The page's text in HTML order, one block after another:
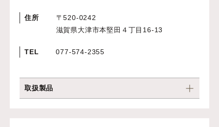
住所
〒520-0242
滋賀県大津市本堅田４丁目16-13
TEL 077-574-2355
取扱製品